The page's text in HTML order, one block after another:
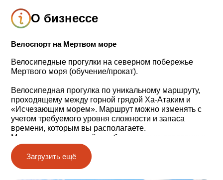
О бизнессе
Велоспорт на Мертвом море
Велосипедные прогулки на северном побережье
Мертвого моря (обучение/прокат).
Велосипедная прогулка по уникальному маршруту,
проходящему между горной грядой Ха-Атаким и
«Исчезающим морем». Маршрут можно изменять с
учетом требуемого уровня сложности и запаса
времени, которым вы располагаете.
Маршрут, включающий в себя несколько спрятанных
в скалах смотровых площадок, проходит по тихому и
малоизвестному району между морем и плантациями
финиковых пальм, полному очаровательных уголков
Загрузить ещё